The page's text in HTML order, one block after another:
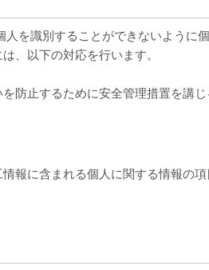
を識別することができないように
、以下の対応を行います。
防止するために安全管理措置を講じ
報に含まれる個人に関する情報の